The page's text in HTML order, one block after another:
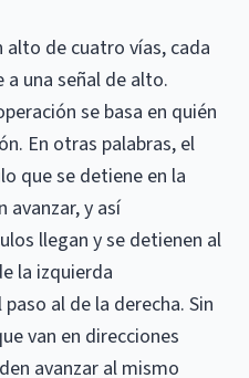
alto de cuatro vías, cada
una señal de alto.
se basa en quién
En otras palabras, el
que se detiene en la
avanzar, y así
llegan y se detienen al
la izquierda
al de la derecha. Sin
van en direcciones
avanzar al mismo